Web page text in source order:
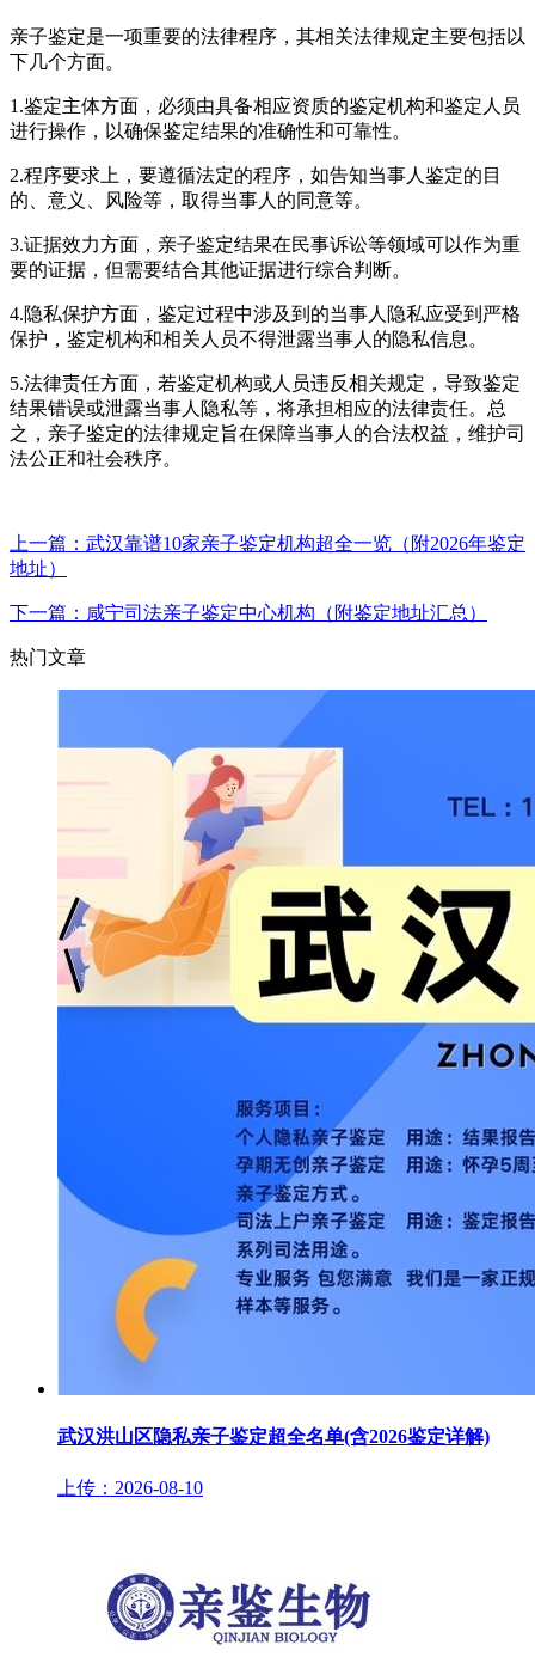
亲子鉴定是一项重要的法律程序，其相关法律规定主要包括以
下几个方面。
1.鉴定主体方面，必须由具备相应资质的鉴定机构和鉴定人员
进行操作，以确保鉴定结果的准确性和可靠性。
2.程序要求上，要遵循法定的程序，如告知当事人鉴定的目
的、意义、风险等，取得当事人的同意等。
3.证据效力方面，亲子鉴定结果在民事诉讼等领域可以作为重
要的证据，但需要结合其他证据进行综合判断。
4.隐私保护方面，鉴定过程中涉及到的当事人隐私应受到严格
保护，鉴定机构和相关人员不得泄露当事人的隐私信息。
5.法律责任方面，若鉴定机构或人员违反相关规定，导致鉴定
结果错误或泄露当事人隐私等，将承担相应的法律责任。总
之，亲子鉴定的法律规定旨在保障当事人的合法权益，维护司
法公正和社会秩序。
上一篇：武汉靠谱10家亲子鉴定机构超全一览（附2026年鉴定
地址）
下一篇：咸宁司法亲子鉴定中心机构（附鉴定地址汇总）
热门文章
武汉洪山区隐私亲子鉴定超全名单(含2026鉴定详解)
上传：2026-08-10